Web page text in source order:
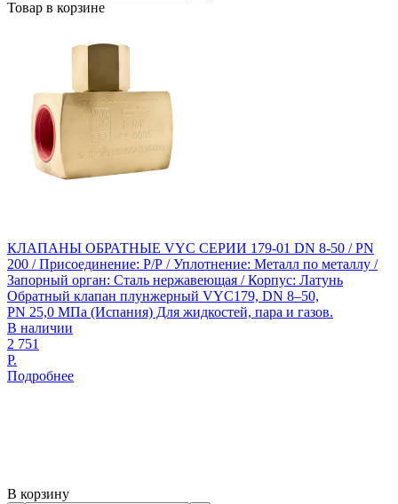
Товар в корзине
КЛАПАНЫ ОБРАТНЫЕ VYC СЕРИИ 179-01 DN 8-50 / PN
200 / Присоединение: Р/Р / Уплотнение: Металл по металлу /
Запорный орган: Сталь нержавеющая / Корпус: Латунь
Обратный клапан плунжерный VYC179, DN 8–50,
PN 25,0 МПа (Испания) Для жидкостей, пара и газов.
В наличии
2 751
Р.
Подробнее
В корзину